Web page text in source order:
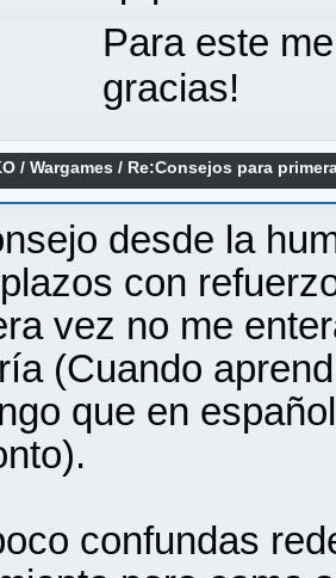
Para este
gracias!
/Wargames / Re:Consejos para
desde la
con
vez no me
(Cuando
que en
confundas